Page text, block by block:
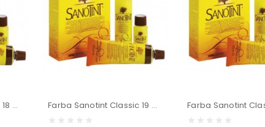
Farba Sanotint Classic 18 Mink (Czekoladowy Średni Brąz) 125 ml Farba Sanotint Classic 19 Very Light Blonde (Bardzo Jasny Blond) 125 ml